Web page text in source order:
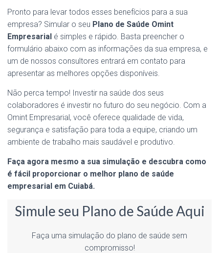
Pronto para levar todos esses benefícios para a sua
empresa? Simular o seu Plano de Saúde Omint
Empresarial é simples e rápido. Basta preencher o
formulário abaixo com as informações da sua empresa, e
um de nossos consultores entrará em contato para
apresentar as melhores opções disponíveis.
Não perca tempo! Investir na saúde dos seus
colaboradores é investir no futuro do seu negócio. Com a
Omint Empresarial, você oferece qualidade de vida,
segurança e satisfação para toda a equipe, criando um
ambiente de trabalho mais saudável e produtivo.
Faça agora mesmo a sua simulação e descubra como
é fácil proporcionar o melhor plano de saúde
empresarial em Cuiabá.
Simule seu Plano de Saúde Aqui
Faça uma simulação do plano de saúde sem
compromisso!